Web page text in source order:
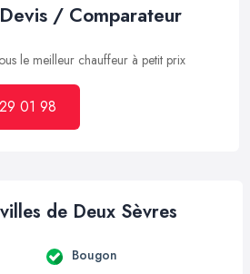
/ Comparateur
le meilleur chauffeur à petit prix
01 98
de Deux Sèvres
Bougon